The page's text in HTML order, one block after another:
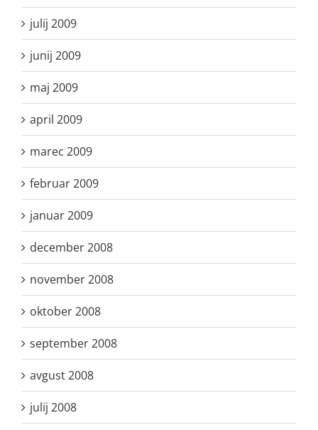
julij 2009
junij 2009
maj 2009
april 2009
marec 2009
februar 2009
januar 2009
december 2008
november 2008
oktober 2008
september 2008
avgust 2008
julij 2008